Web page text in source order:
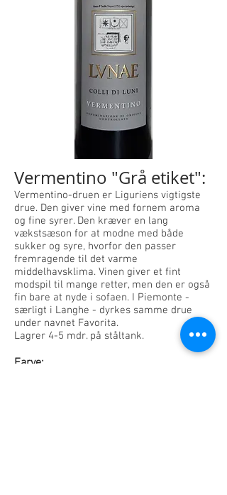
Vermentino "Grå etiket":
Vermentino-druen er Liguriens vigtigste
drue. Den giver vine med fornem aroma
og fine syrer. Den kræver en lang
vækstsæson for at modne med både
sukker og syre, hvorfor den passer
fremragende til det varme
middelhavsklima. Vinen giver et fint
modspil til mange retter, men den er også
fin bare at nyde i sofaen. I Piemonte -
særligt i Langhe - dyrkes samme drue
under navnet Favorita.
Lagrer 4-5 mdr. på ståltank.
Farve: